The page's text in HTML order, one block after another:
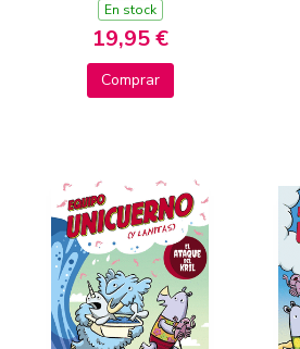
En stock
19,95 €
Comprar